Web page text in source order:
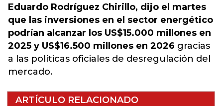
Eduardo Rodríguez Chirillo, dijo el martes
que las inversiones en el sector energético
podrían alcanzar los US$15.000 millones en
2025 y US$16.500 millones en 2026 gracias
a las políticas oficiales de desregulación del
mercado.
ARTÍCULO RELACIONADO